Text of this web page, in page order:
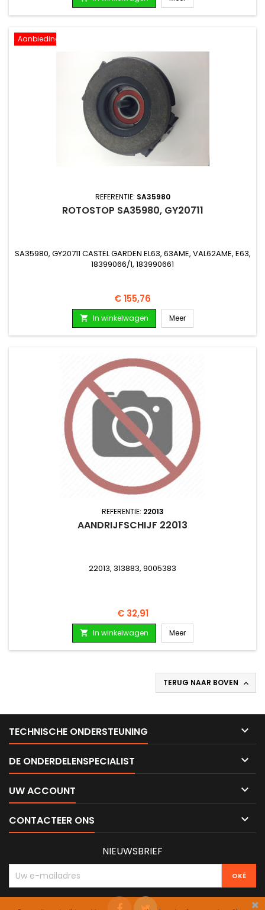
Aanbieding!
REFERENTIE: SA35980
ROTOSTOP SA35980, GY20711
SA35980, GY20711 CASTEL GARDEN EL63, 63AME, VAL62AME, E63,
18399066/1, 183990661
Prijs
€ 155,76
 In winkelwagen Meer
REFERENTIE: 22013
AANDRIJFSCHIJF 22013
22013, 313883, 9005383
Prijs
€ 32,91
 In winkelwagen Meer
TERUG NAAR BOVEN 
TECHNISCHE ONDERSTEUNING 
DE ONDERDELENSPECIALIST 
UW ACCOUNT 
CONTACTEER ONS 
NIEUWSBRIEF